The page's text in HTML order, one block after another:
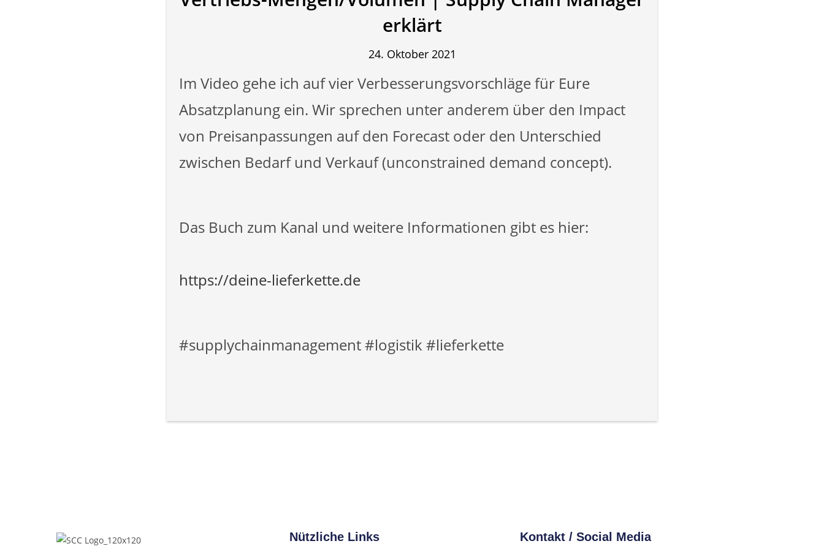
erklärt
24. Oktober 2021
Im Video gehe ich auf vier Verbesserungsvorschläge für Eure
Absatzplanung ein. Wir sprechen unter anderem über den Impact
von Preisanpassungen auf den Forecast oder den Unterschied
zwischen Bedarf und Verkauf (unconstrained demand concept).
Das Buch zum Kanal und weitere Informationen gibt es hier:
https://deine-lieferkette.de
#supplychainmanagement #logistik #lieferkette
Nützliche Links Kontakt / Social Media​